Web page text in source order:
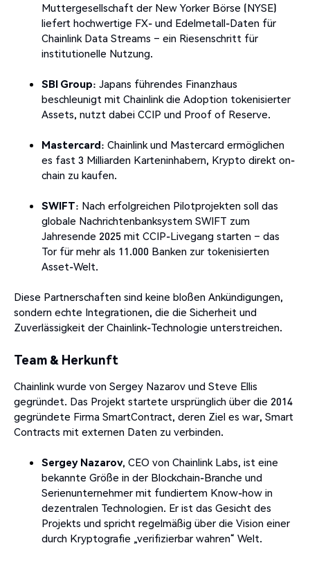
Muttergesellschaft der New Yorker Börse (NYSE)
liefert hochwertige FX- und Edelmetall-Daten für
Chainlink Data Streams – ein Riesenschritt für
institutionelle Nutzung.
SBI Group: Japans führendes Finanzhaus
beschleunigt mit Chainlink die Adoption tokenisierter
Assets, nutzt dabei CCIP und Proof of Reserve.
Mastercard: Chainlink und Mastercard ermöglichen
es fast 3 Milliarden Karteninhabern, Krypto direkt on-
chain zu kaufen.
SWIFT: Nach erfolgreichen Pilotprojekten soll das
globale Nachrichtenbanksystem SWIFT zum
Jahresende 2025 mit CCIP-Livegang starten – das
Tor für mehr als 11.000 Banken zur tokenisierten
Asset-Welt.
Diese Partnerschaften sind keine bloßen Ankündigungen,
sondern echte Integrationen, die die Sicherheit und
Zuverlässigkeit der Chainlink-Technologie unterstreichen.
Team & Herkunft
Chainlink wurde von Sergey Nazarov und Steve Ellis
gegründet. Das Projekt startete ursprünglich über die 2014
gegründete Firma SmartContract, deren Ziel es war, Smart
Contracts mit externen Daten zu verbinden.
Sergey Nazarov, CEO von Chainlink Labs, ist eine
bekannte Größe in der Blockchain-Branche und
Serienunternehmer mit fundiertem Know-how in
dezentralen Technologien. Er ist das Gesicht des
Projekts und spricht regelmäßig über die Vision einer
durch Kryptografie „verifizierbar wahren“ Welt.